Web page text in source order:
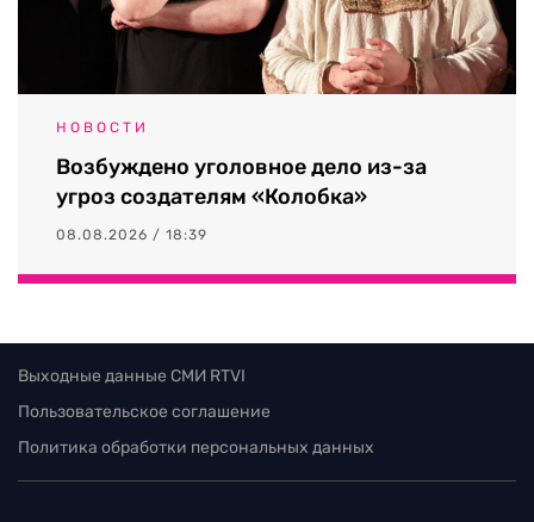
НОВОСТИ
Возбуждено уголовное дело из-за
угроз создателям «Колобка»
08.08.2026 / 18:39
Выходные данные СМИ RTVI
Пользовательское соглашение
Политика обработки персональных данных